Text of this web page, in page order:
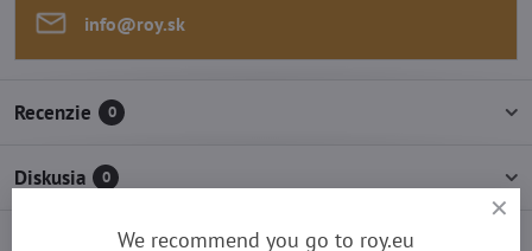
info​@roy​.sk
Recenzie 0
Diskusia 0
We recommend you go to roy.eu